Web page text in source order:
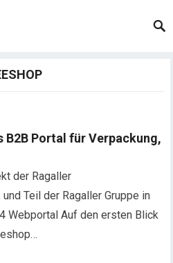
B2B Portal für Verpackung,
der Ragaller
Teil der Ragaller Gruppe in
Webportal Auf den ersten Blick